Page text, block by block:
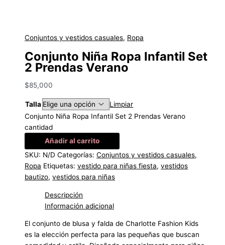
Conjuntos y vestidos casuales, Ropa
Conjunto Niña Ropa Infantil Set
2 Prendas Verano
$85,000
Talla
Limpiar
Conjunto Niña Ropa Infantil Set 2 Prendas Verano
cantidad
Añadir al carrito
SKU: N/D Categorías:Conjuntos y vestidos casuales,
Ropa Etiquetas:vestido para niñas fiesta,vestidos
bautizo,vestidos para niñas
Descripción
Información adicional
El conjunto de blusa y falda de Charlotte Fashion Kids
es la elección perfecta para las pequeñas que buscan